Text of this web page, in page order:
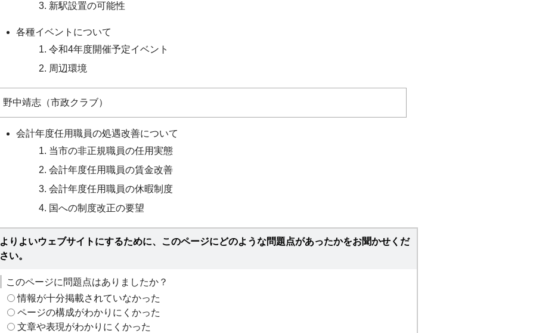
新駅設置の可能性
各種イベントについて
令和4年度開催予定イベント
周辺環境
野中靖志（市政クラブ）
会計年度任用職員の処遇改善について
当市の非正規職員の任用実態
会計年度任用職員の賃金改善
会計年度任用職員の休暇制度
国への制度改正の要望
よりよいウェブサイトにするために、このページにどのような問題点があったかをお聞かせくだ
さい。
このページに問題点はありましたか？
情報が十分掲載されていなかった
ページの構成がわかりにくかった
文章や表現がわかりにくかった